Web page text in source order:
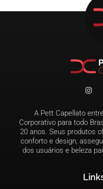
A Pett Capellato
Corporativo para todo
20 anos. Seus produtos
conforto e design,
dos usuários e beleza